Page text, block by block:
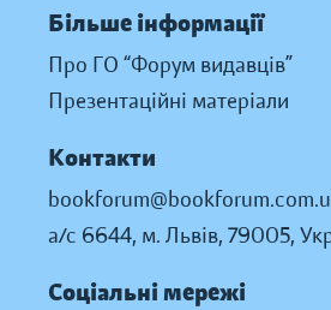
Більше інформації
Про ГО “Форум видавців”
Презентаційні матеріали
Контакти
а/с 6644, м. Львів, 79005,
Соціальні мережі